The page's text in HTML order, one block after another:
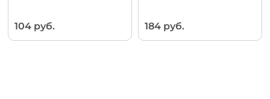
104 руб. 184 руб.